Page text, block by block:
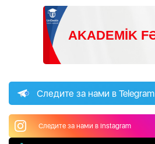
Следите за нами в Telegram
Следите за нами в Instagram